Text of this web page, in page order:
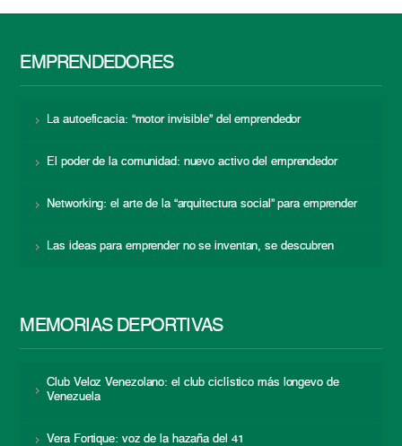
EMPRENDEDORES
La autoeficacia: “motor invisible” del emprendedor
El poder de la comunidad: nuevo activo del emprendedor
Networking: el arte de la “arquitectura social” para emprender
Las ideas para emprender no se inventan, se descubren
MEMORIAS DEPORTIVAS
Club Veloz Venezolano: el club ciclístico más longevo de
Venezuela
Vera Fortique: voz de la hazaña del 41